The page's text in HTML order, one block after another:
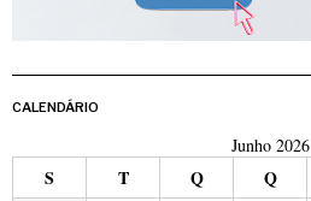
CALENDÁRIO
Junho 2026
S T Q Q